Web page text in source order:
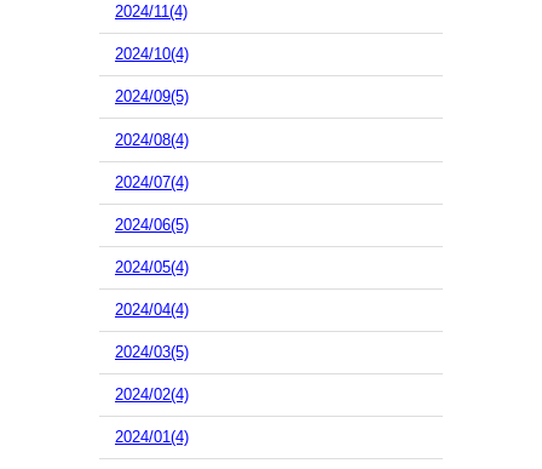
2024/11(4)
2024/10(4)
2024/09(5)
2024/08(4)
2024/07(4)
2024/06(5)
2024/05(4)
2024/04(4)
2024/03(5)
2024/02(4)
2024/01(4)